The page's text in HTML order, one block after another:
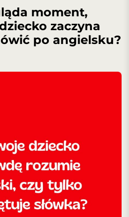
moment,
zaczyna
po angielsku?